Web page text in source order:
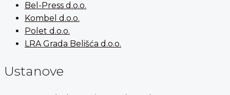
Bel-Press d.o.o.
Kombel d.o.o.
Polet d.o.o.
LRA Grada Belišća d.o.o.
Ustanove